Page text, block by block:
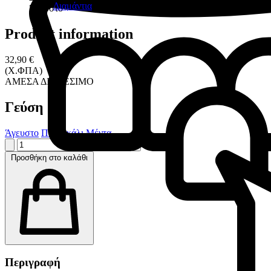
Διαμάντια
Άγευστο
Product information
32,90 €
(Χ.ΦΠΑ)
ΑΜΕΣΑ ΔΙΑΘΕΣΙΜΟ
Γεύση
Άγευστο Πορτοκάλι Μέντα
Προσθήκη στο καλάθι
Περιγραφή